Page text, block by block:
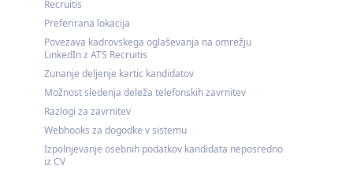
Recruitis
Preferirana lokacija
Povezava kadrovskega oglaševanja na omrežju
LinkedIn z ATS Recruitis
Zunanje deljenje kartic kandidatov
Možnost sledenja deleža telefonskih zavrnitev
Razlogi za zavrnitev
Webhooks za dogodke v sistemu
Izpolnjevanje osebnih podatkov kandidata neposredno
iz CV